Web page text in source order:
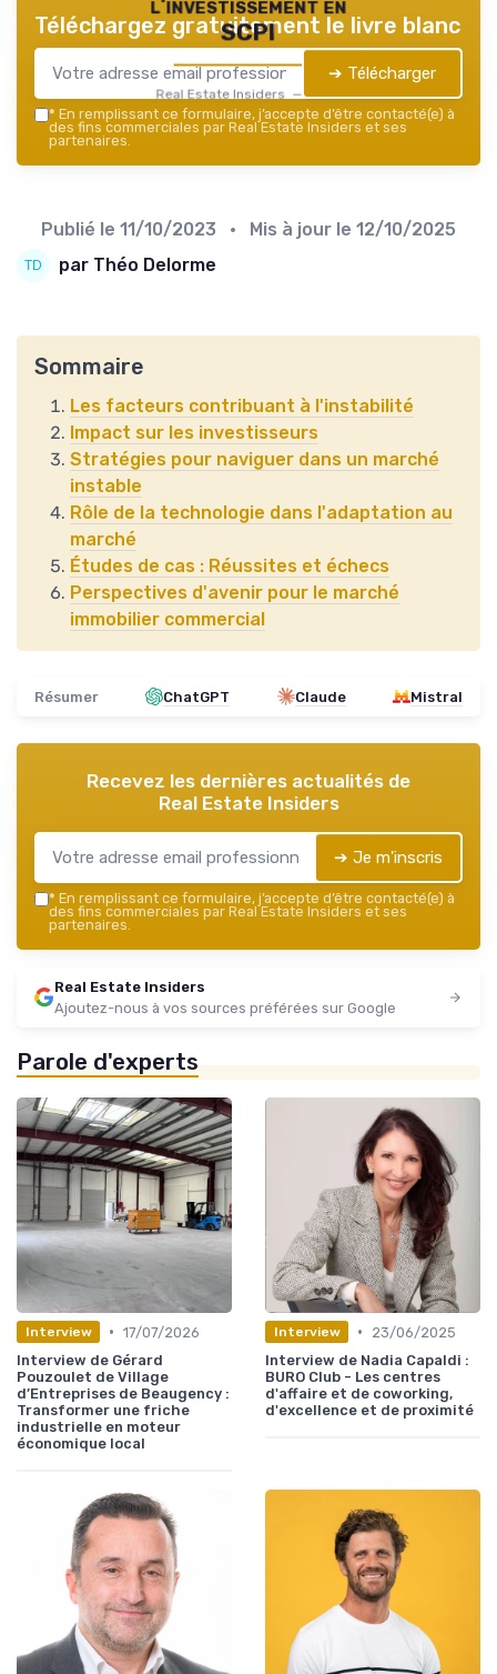
l'investissement en
SCPI
Real Estate Insiders — 2026
Téléchargez gratuitement le livre blanc
➔ Télécharger
* En remplissant ce formulaire, j’accepte d’être contacté(e) à
des fins commerciales par Real Estate Insiders et ses
partenaires.
Publié le 11/10/2023 • Mis à jour le 12/10/2025
par Théo Delorme
Sommaire
Les facteurs contribuant à l'instabilité
Impact sur les investisseurs
Stratégies pour naviguer dans un marché
instable
Rôle de la technologie dans l'adaptation au
marché
Études de cas : Réussites et échecs
Perspectives d'avenir pour le marché
immobilier commercial
Résumer ChatGPT Claude Mistral
Recevez les dernières actualités de
Real Estate Insiders
➔ Je m'inscris
* En remplissant ce formulaire, j’accepte d’être contacté(e) à
des fins commerciales par Real Estate Insiders et ses
partenaires.
Real Estate Insiders
Ajoutez-nous à vos sources préférées sur Google
Parole d'experts
Interview • 17/07/2026
Interview de Gérard
Pouzoulet de Village
d’Entreprises de Beaugency :
Transformer une friche
industrielle en moteur
économique local
Interview •
23/06/2025
Interview de Nadia Capaldi :
BURO Club - Les centres
d'affaire et de coworking,
d'excellence et de proximité